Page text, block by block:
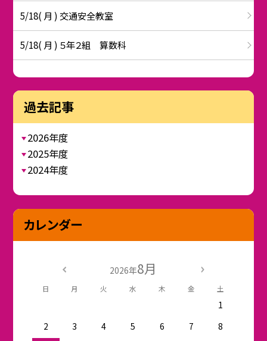
5/18( 月 ) 交通安全教室
5/18( 月 ) ５年２組 算数科
過去記事
2026年度
2025年度
2024年度
カレンダー
2026年8月
日 月 火 水 木 金 土
1
2
3 4 5 6 7
8